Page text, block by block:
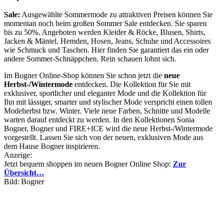
Sale: Ausgewählte Sommermode zu attraktiven Preisen können Sie
momentan noch beim großen Sommer Sale entdecken. Sie sparen
bis zu 50%. Angeboten werden Kleider & Röcke, Blusen, Shirts,
Jacken & Mäntel, Hemden, Hosen, Jeans, Schuhe und Accessoires
wie Schmuck und Taschen. Hier finden Sie garantiert das ein oder
andere Sommer-Schnäppchen. Rein schauen lohnt sich.
Im Bogner Online-Shop können Sie schon jetzt die neue
Herbst-/Wintermode entdecken. Die Kollektion für Sie mit
exklusiver, sportlicher und eleganter Mode und die Kollektion für
Ihn mit lässiger, smarter und stylischer Mode verspricht einen tollen
Modeherbst bzw. Winter. Viele neue Farben, Schnitte und Modelle
warten darauf entdeckt zu werden. In den Kollektionen Sonia
Bogner, Bogner und FIRE+ICE wird die neue Herbst-/Wintermode
vorgestellt. Lassen Sie sich von der neuen, exklusiven Mode aus
dem Hause Bogner inspirieren.
Anzeige:
Jetzt bequem shoppen im neuen Bogner Online Shop: Zur
Übersicht…
Bild: Bogner